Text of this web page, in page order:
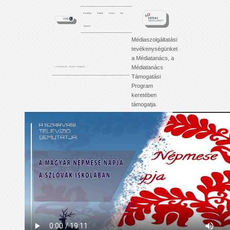
Kezdőlap Videók Archív Info
Tartalom
'. . . f i l m j e i n k é j j e l - n a p p a l . . .'
Médiaszolgáltatási
tevékenységünket
a Médiatanács, a
Médiatanács
Támogatási
Program
keretében
támogatja.